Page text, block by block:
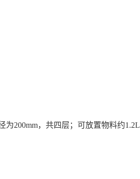
200mm，共四层；可放置物料约1.2L